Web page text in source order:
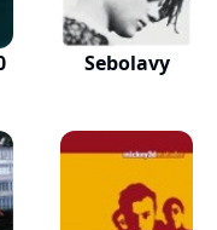
Sebolavy